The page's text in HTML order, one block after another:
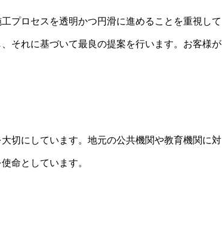
プロセスを透明かつ円滑に進めることを重視して
それに基づいて最良の提案を行います。お客様が
切にしています。地元の公共機関や教育機関に対
命としています。